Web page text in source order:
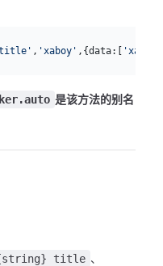
, 'xaboy' ,{data:[ 'xaboy'
是该方法的别名
title 、